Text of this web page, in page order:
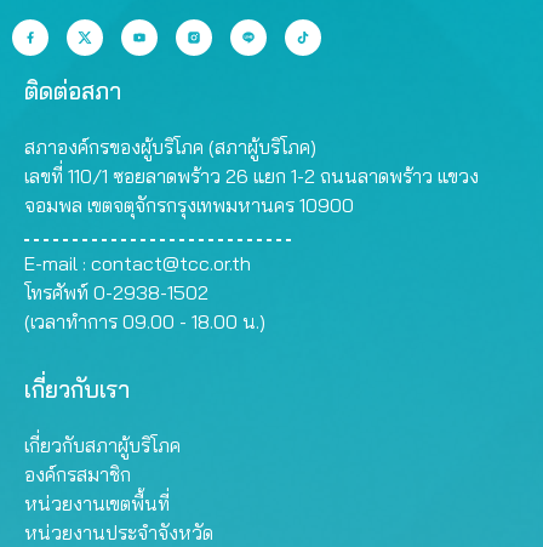
ติดต่อสภา
สภาองค์กรของผู้บริโภค (สภาผู้บริโภค)
เลขที่ 110/1 ซอยลาดพร้าว 26 แยก 1-2 ถนนลาดพร้าว แขวง
จอมพล เขตจตุจักรกรุงเทพมหานคร 10900
E-mail : contact@tcc.or.th
โทรศัพท์ 0-2938-1502
(เวลาทำการ 09.00 - 18.00 น.)
เกี่ยวกับเรา
เกี่ยวกับสภาผู้บริโภค
องค์กรสมาชิก
หน่วยงานเขตพื้นที่
หน่วยงานประจำจังหวัด